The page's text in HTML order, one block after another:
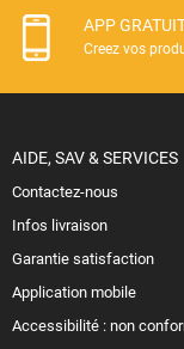
APP
Creez vos
AIDE, SAV & SERVICES
Contactez-nous
Infos livraison
Garantie satisfaction
Application mobile
Accessibilité : non